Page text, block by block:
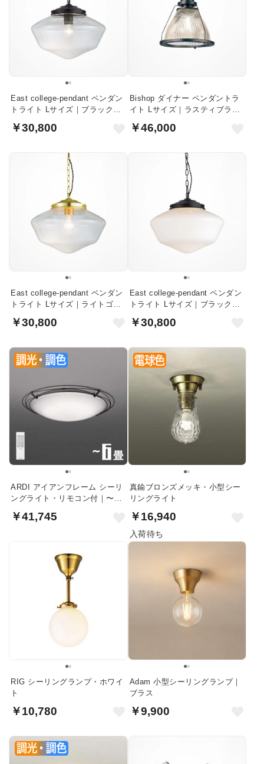
East college-pendant ペンダン
トライト Lサイズ｜ブラック・
￥30,800
Bishop ダイナー ペンダントラ
イト Lサイズ｜ラスティブラッ
￥46,000
East college-pendant ペンダン
トライト Lサイズ｜ライトゴー
￥30,800
East college-pendant ペンダン
トライト Lサイズ｜ブラック・
￥30,800
ARDI アイアンフレーム シーリ
ングライト・リモコン付｜〜6
￥41,745
真鍮ブロンズメッキ・小型シー
リングライト
￥16,940
入荷待ち
RIG シーリングランプ・ホワイ
ト
￥10,780
Adam 小型シーリングランプ｜
ブラス
￥9,900